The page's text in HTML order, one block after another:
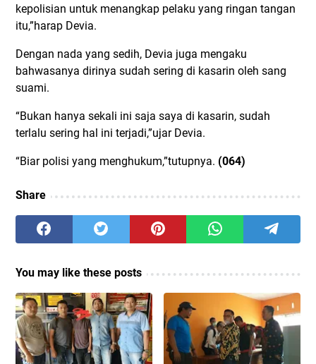
kepolisian untuk menangkap pelaku yang ringan tangan
itu,”harap Devia.
Dengan nada yang sedih, Devia juga mengaku
bahwasanya dirinya sudah sering di kasarin oleh sang
suami.
“Bukan hanya sekali ini saja saya di kasarin, sudah
terlalu sering hal ini terjadi,”ujar Devia.
“Biar polisi yang menghukum,”tutupnya. (064)
Share
You may like these posts